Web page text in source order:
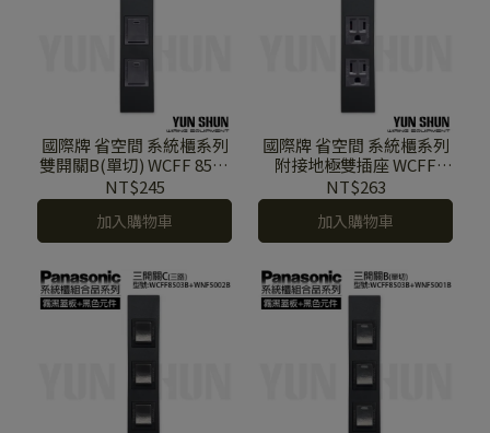
國際牌 省空間 系統櫃系列
雙開關B(單切) WCFF 8502
B+WNF 5001 H (霧黑色蓋
板+灰色元件)
NT$245
加入購物車
國際牌 省空間 系統櫃系列
附接地極雙插座 WCFF
8502 B+WNF 1101 H (霧黑
色蓋板+灰色元件)
NT$263
加入購物車